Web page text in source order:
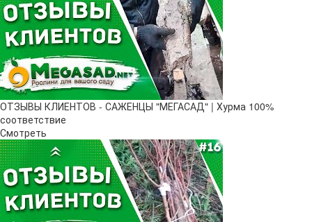
ОТЗЫВЫ КЛИЕНТОВ - САЖЕНЦЫ "МЕГАСАД" | Хурма 100%
соответствие
Смотреть